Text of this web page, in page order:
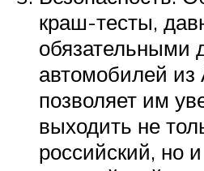
краш-тесты,
обязательными
автомобилей из
позволяет им
выходить не
российский, но